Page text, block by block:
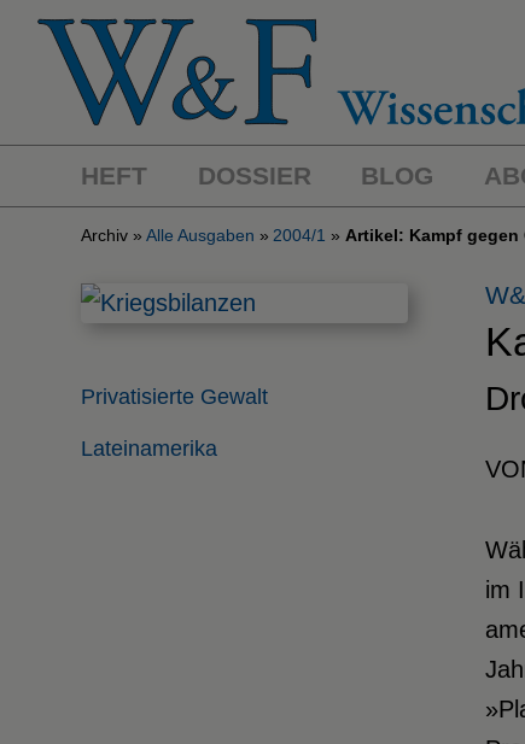
HEFT DOSSIER BLOG
Archiv Alle Ausgaben 2004/1 Artikel: Kampf gegen
Lateinamerika
Privatisierte Gewalt
im